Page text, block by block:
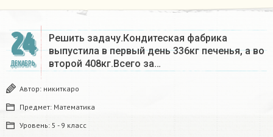
24
ДЕКАБРЬ
Решить задачу.Кондитеская фабрика
выпустила в первый день 336кг печенья, а во
второй 408кг.Всего за…
Автор: никиткаро
Предмет: Математика
Уровень: 5 - 9 класс